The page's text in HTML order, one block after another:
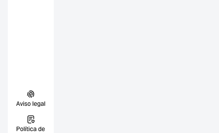
Aviso legal
Política de